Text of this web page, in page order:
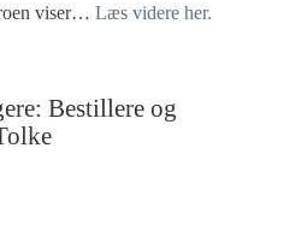
viser… Læs videre her.
Bestillere og